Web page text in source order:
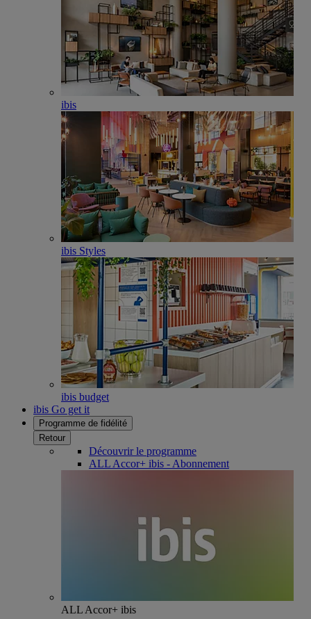
ibis
ibis Styles
ibis budget
ibis Go get it
Programme de fidélité
Retour
Découvrir le programme
ALL Accor+ ibis - Abonnement
ALL Accor+ ibis